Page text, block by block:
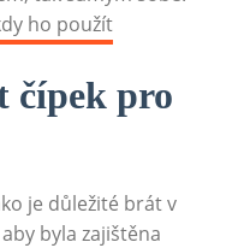
čípek pro
je důležité brát v
byla zajištěna